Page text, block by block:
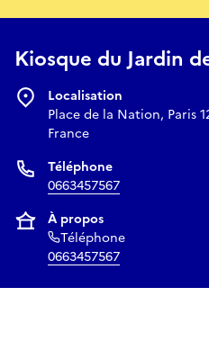
Kiosque du Jardin
Localisation
Place de la Nation, Paris
France
Téléphone
0663457567
À propos
Téléphone
0663457567